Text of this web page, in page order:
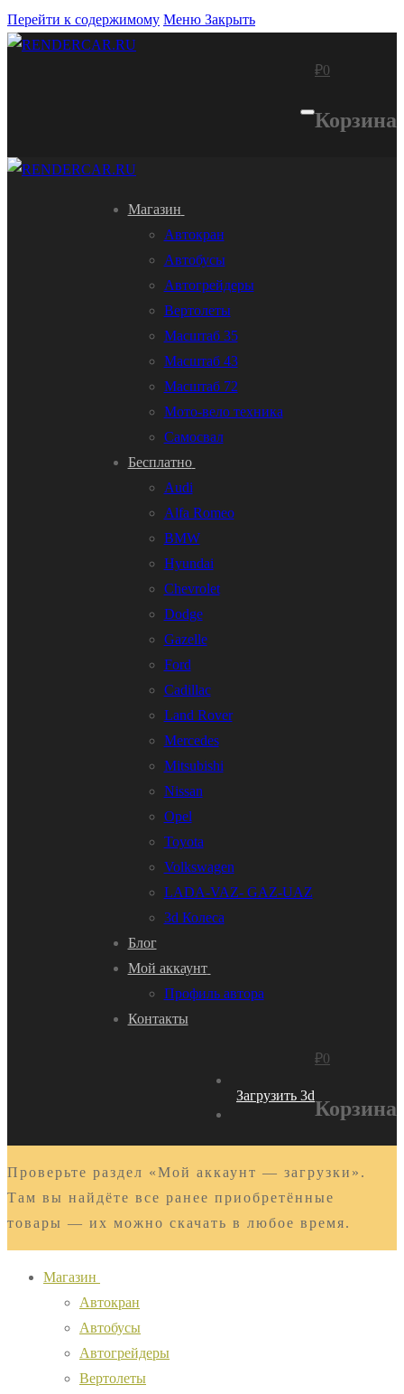
Перейти к содержимому Меню Закрыть
₽0
Корзина
Магазин
Автокран
Автобусы
Автогрейдеры
Вертолеты
Масштаб 35
Масштаб 43
Масштаб 72
Мото-вело техника
Самосвал
Бесплатно
Audi
Alfa Romeo
BMW
Hyundai
Chevrolet
Dodge
Gazelle
Ford
Cadillac
Land Rover
Mercedes
Mitsubishi
Nissan
Opel
Toyota
Volkswagen
LADA-VAZ- GAZ-UAZ
3d Колеса
Блог
Мой аккаунт
Профиль автора
Контакты
Загрузить 3d
₽0
Корзина
Проверьте раздел «Мой аккаунт — загрузки».
Там вы найдёте все ранее приобретённые
товары — их можно скачать в любое время.
Магазин
Автокран
Автобусы
Автогрейдеры
Вертолеты